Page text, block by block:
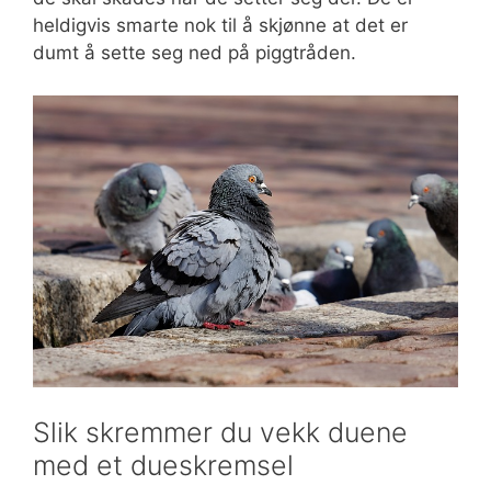
heldigvis smarte nok til å skjønne at det er
dumt å sette seg ned på piggtråden.
Slik skremmer du vekk duene
med et dueskremsel